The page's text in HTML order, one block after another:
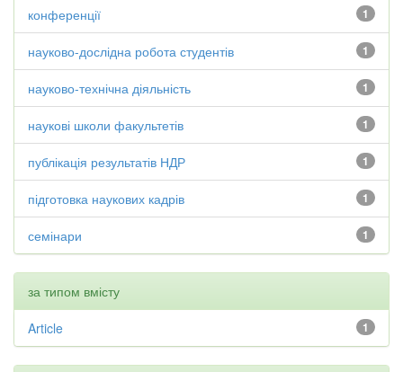
1
конференції
1
науково-дослідна робота студентів
1
науково-технічна діяльність
1
наукові школи факультетів
1
публікація результатів НДР
1
підготовка наукових кадрів
1
семінари
за типом вмісту
1
Article